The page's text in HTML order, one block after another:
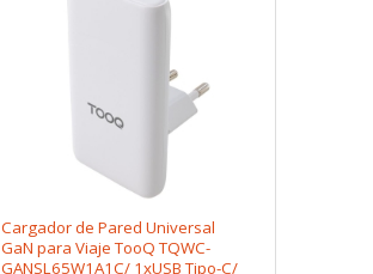
Cargador de Pared Universal
GaN para Viaje TooQ TQWC-
GANSL65W1A1C/ 1xUSB Tipo-C/